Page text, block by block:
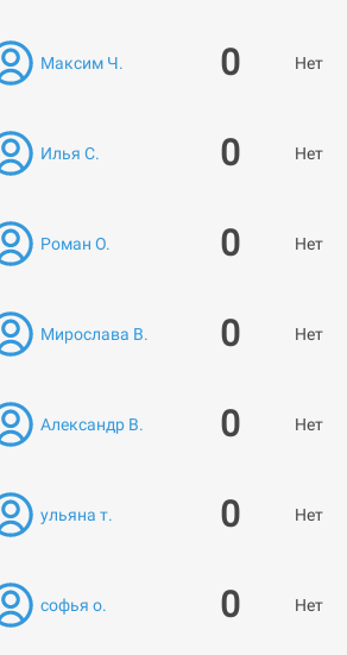
Максим Ч. 0 Нет
Илья С. 0 Нет
Роман О. 0 Нет
Мирослава В. 0 Нет
Александр В. 0 Нет
ульяна т. 0 Нет
софья о. 0 Нет